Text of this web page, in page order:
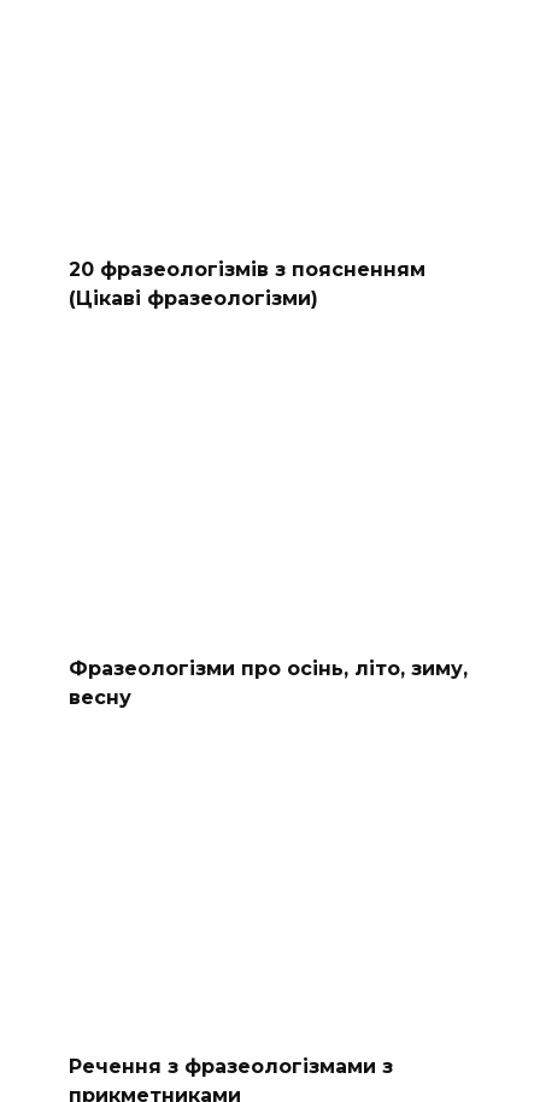
20 фразеологізмів з поясненням
(Цікаві фразеологізми)
Фразеологізми про осінь, літо, зиму,
весну
Речення з фразеологізмами з
прикметниками